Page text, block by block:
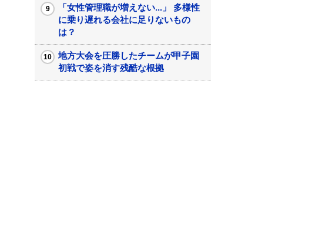
「女性管理職が増えない...」 多様性
に乗り遅れる会社に足りないもの
は？
地方大会を圧勝したチームが甲子園
初戦で姿を消す残酷な根拠